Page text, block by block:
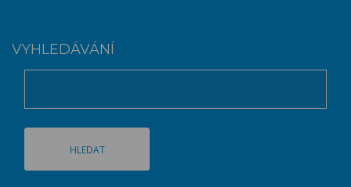
VYHLEDÁVÁNÍ